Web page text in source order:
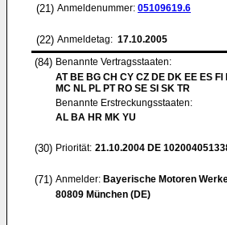
(21) Anmeldenummer: 05109619.6
(22) Anmeldetag: 17.10.2005
(84) Benannte Vertragsstaaten:
AT BE BG CH CY CZ DE DK EE ES FI
MC NL PL PT RO SE SI SK TR
Benannte Erstreckungsstaaten:
AL BA HR MK YU
(30) Priorität: 21.10.2004 DE
(71) Anmelder: Bayerische Motoren
80809 München (DE)